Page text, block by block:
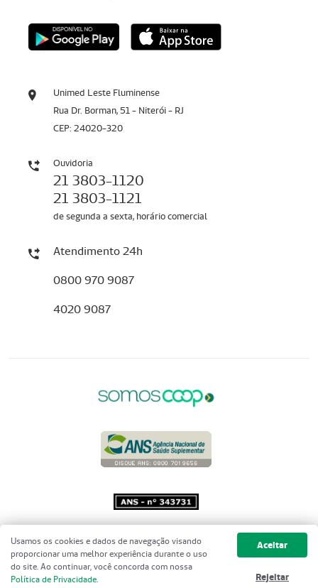
Unimed Leste Fluminense
Rua Dr. Borman, 51 - Niterói - RJ
CEP: 24020-320
Ouvidoria
21 3803-1120
21 3803-1121
de segunda a sexta, horário comercial
Atendimento 24h
0800 970 9087
4020 9087
Copyright 2001 - 2026 Unimed do
Brasil - Todos os direitos reservados
Usamos os cookies e dados de navegação visando
proporcionar uma melhor experiência durante o uso
do site. Ao continuar, você concorda com nossa
Política de Privacidade.
Aceitar
Rejeitar